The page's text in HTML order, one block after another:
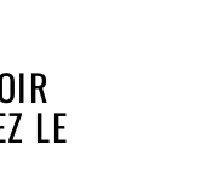
LE